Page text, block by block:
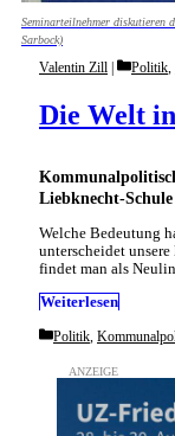
Seminarteilnehmer diskutieren
Sarbock)
Liebknecht-Schule
Die Welt
Valentin Zill Politik
Welche Bedeutung
unterscheidet
findet man als
Weiterlesen
Categories
Politik